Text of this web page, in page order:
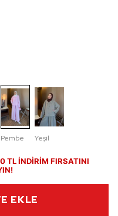
Pembe Yeşil
TL İNDİRİM FIRSATINI
EKLE